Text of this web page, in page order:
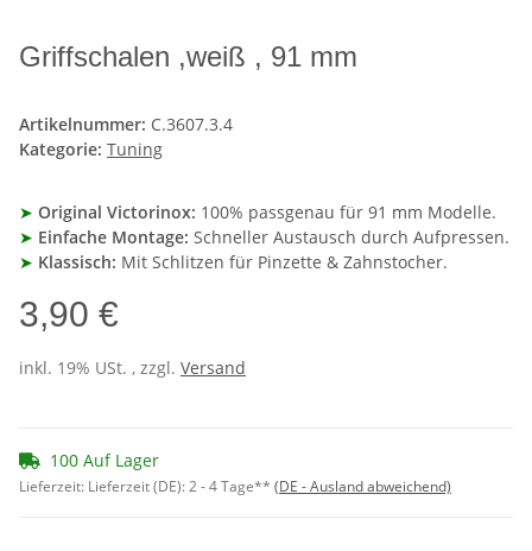
Griffschalen ,weiß , 91 mm
Artikelnummer: C.3607.3.4
Kategorie: Tuning
➤ Original Victorinox: 100% passgenau für 91 mm Modelle.
➤ Einfache Montage: Schneller Austausch durch Aufpressen.
➤ Klassisch: Mit Schlitzen für Pinzette & Zahnstocher.
3,90 €
inkl. 19% USt. , zzgl. Versand
100 Auf Lager
Lieferzeit: Lieferzeit (DE): 2 - 4 Tage** (DE - Ausland abweichend)